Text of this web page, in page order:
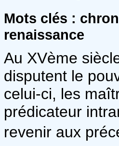
Mots clés :
renaissance
Au XVème
disputent le
celui-ci, les
prédicateur
revenir aux